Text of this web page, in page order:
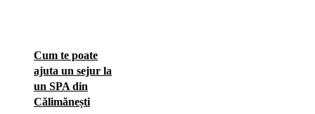
Cum te poate
ajuta un sejur la
un SPA din
Călimănești